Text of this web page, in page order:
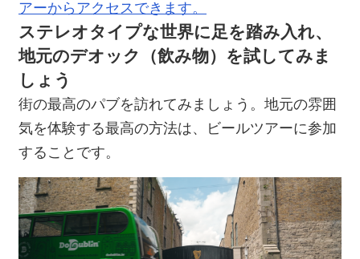
アーからアクセスできます。
ステレオタイプな世界に足を踏み入れ、
地元のデオック（飲み物）を試してみま
しょう
街の最高のパブを訪れてみましょう。地元の雰囲
気を体験する最高の方法は、ビールツアーに参加
することです。